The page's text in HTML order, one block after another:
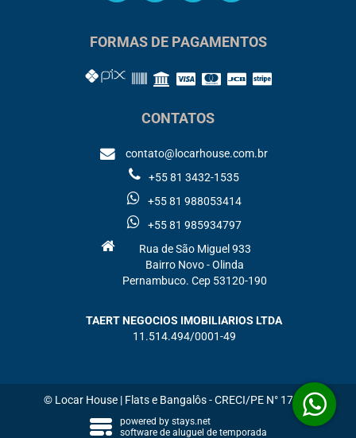
FORMAS DE PAGAMENTOS
CONTATOS
contato@locarhouse.com.br
+55 81 3432-1535
+55 81 988053414
+55 81 985934797
Rua de São Miguel 933
Bairro Novo - Olinda
Pernambuco. Cep 53120-190
TAERT NEGOCIOS IMOBILIARIOS LTDA
11.514.494/0001-49
© Locar House | Flats e Bangalôs - CRECI/PE N° 17673
powered by stays.net
software de aluguel de temporada